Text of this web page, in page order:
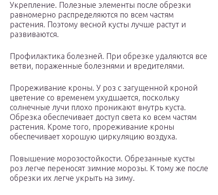
Укрепление. Полезные элементы после обрезки
равномерно распределяются по всем частям
растения. Поэтому весной кусты лучше растут и
развиваются.
Профилактика болезней. При обрезке удаляются все
ветви, пораженные болезнями и вредителями.
Прореживание кроны. У роз с загущенной кроной
цветение со временем ухудшается, поскольку
солнечные лучи плохо проникают внутрь куста.
Обрезка обеспечивает доступ света ко всем частям
растения. Кроме того, прореживание кроны
обеспечивает хорошую циркуляцию воздуха.
Повышение морозостойкости. Обрезанные кусты
роз легче переносят зимние морозы. К тому же после
обрезки их легче укрыть на зиму.